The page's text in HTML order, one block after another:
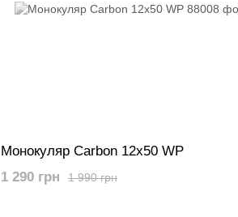
Монокуляр Carbon 12х50 WP
1 990 грн
1 290 грн